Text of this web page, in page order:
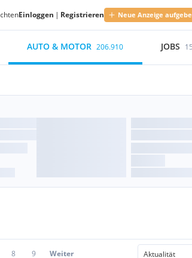
Einloggen | Registrieren Neue Anzeige
AUTO & MOTOR 206.910 JOBS
8 9 Weiter